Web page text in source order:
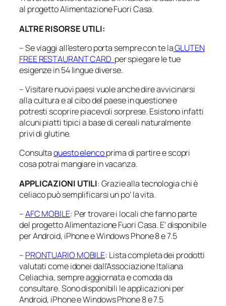
al progetto Alimentazione Fuori Casa.
ALTRE RISORSE UTILI:
– Se viaggi all’estero porta sempre con te laGLUTEN
FREE RESTAURANT CARD per spiegare le tue
esigenze in 54 lingue diverse.
– Visitare nuovi paesi vuole anche dire avvicinarsi
alla cultura e al cibo del paese in questione e
potresti scoprire piacevoli sorprese. Esistono infatti
alcuni piatti tipici a base di cereali naturalmente
privi di glutine.
Consultaquesto elencoprima di partire e scopri
cosa potrai mangiare in vacanza.
APPLICAZIONI UTILI: Grazie alla tecnologia chi è
celiaco può semplificarsi un po’ la vita.
–AFC MOBILE: Per trovare i locali che fanno parte
del progetto Alimentazione Fuori Casa. E’ disponibile
per Android, iPhone e Windows Phone 8 e 7.5
– PRONTUARIO MOBILE: Lista completa dei prodotti
valutati come idonei dall’Associazione Italiana
Celiachia, sempre aggiornata e comoda da
consultare. Sono disponibili le applicazioni per
Android, iPhone e Windows Phone 8 e 7.5